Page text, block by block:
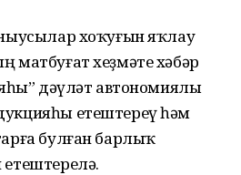
хоҡуғын яҡлау
матбуғат хеҙмәте хәбәр
дәүләт автономиялы
етештереү һәм
булған барлыҡ